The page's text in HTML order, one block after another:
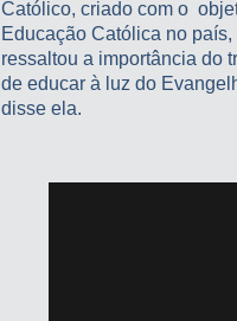
Católico, criado com o
Educação Católica no
ressaltou a importância do
de educar à luz do
disse ela.